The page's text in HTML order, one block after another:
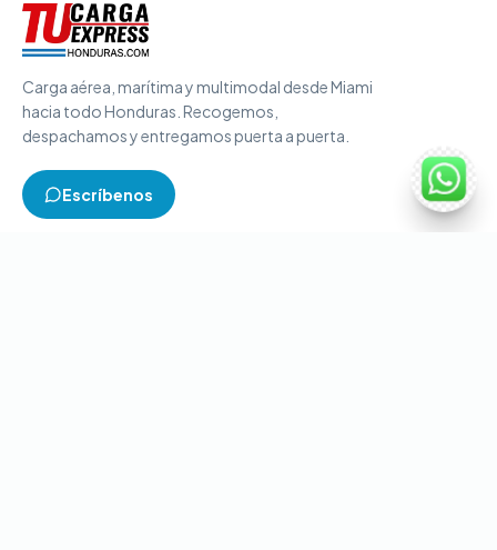
Carga aérea, marítima y multimodal desde Miami
hacia todo Honduras. Recogemos,
despachamos y entregamos puerta a puerta.
Escríbenos